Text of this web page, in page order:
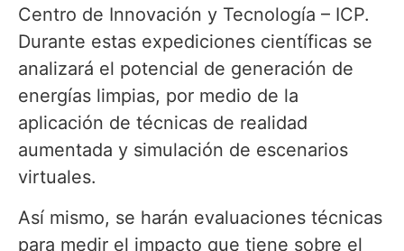
Centro de Innovación y Tecnología – ICP.
Durante estas expediciones científicas se
analizará el potencial de generación de
energías limpias, por medio de la
aplicación de técnicas de realidad
aumentada y simulación de escenarios
virtuales.
Así mismo, se harán evaluaciones técnicas
para medir el impacto que tiene sobre el